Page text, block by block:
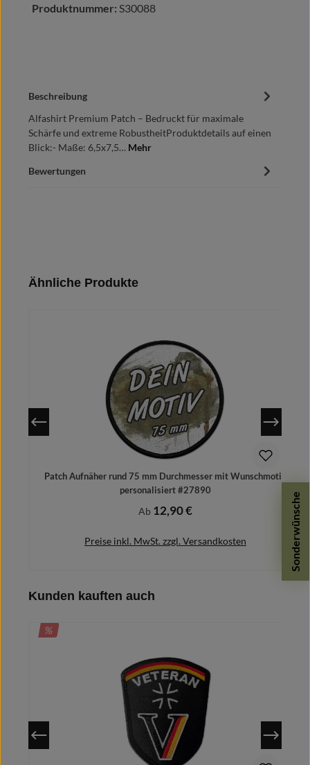
Produktnummer: S30088
Sonderwünsche
Beschreibung
Alfashirt Premium Patch – Bedruckt für maximale
Schärfe und extreme RobustheitProduktdetails auf einen
Blick:- Maße: 6,5x7,5… Mehr
Bewertungen
Produktgalerie überspringen
Ähnliche Produkte
Patch Aufnäher rund 75 mm Durchmesser mit Wunschmotiv
personalisiert #27890
Regulärer Preis:
Ab 12,90 €
Preise inkl. MwSt. zzgl. Versandkosten
Produktgalerie überspringen
Kunden kauften auch
RABATT
%